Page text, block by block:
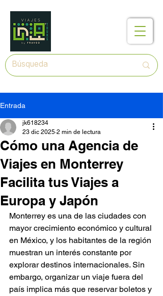
Entrada
Cómo una Agencia de
Viajes en Monterrey
Facilita tus Viajes a
Europa y Japón
jk618234
23 dic 2025 2 min de lectura
Monterrey es una de las ciudades con
mayor crecimiento económico y cultural
en México, y los habitantes de la región
muestran un interés constante por
explorar destinos internacionales. Sin
embargo, organizar un viaje fuera del
país implica más que reservar boletos y